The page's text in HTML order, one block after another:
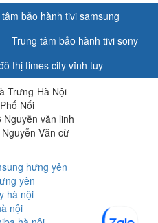
bảo hành tivi samsung
Trung tâm bảo hành tivi sony
thị times city vĩnh tuy
Trưng-Hà Nội
Nối
Nguyễn văn linh
Nguyễn Văn cừ
hưng yên
yên
hà nội
nội